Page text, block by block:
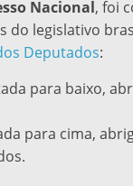
Nacional, foi
do legislativo
Deputados:
para baixo,
para cima,